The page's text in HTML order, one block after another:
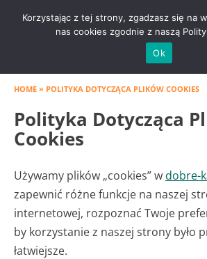
HOME » POLITYKA DOTYCZĄCA PLIKÓW COOKIES
Polityka Dotycząca
Cookies
Używamy plików „cookies” wdobre-
zapewnić różne funkcje na naszej
internetowej, rozpoznać Twoje
by korzystanie z naszej strony było
łatwiejsze.
Korzystając z tej strony, zgadzasz się na
nas cookies zgodnie z naszą
Ok